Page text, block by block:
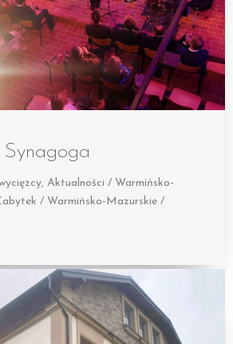
Synagoga
, Aktualności / Warmińsko-
/ Warmińsko-Mazurskie /